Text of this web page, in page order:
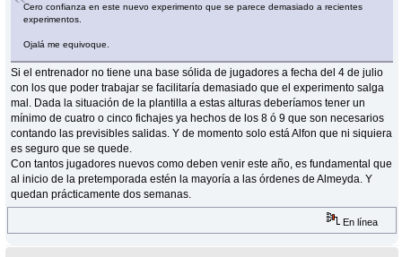
Cero confianza en este nuevo experimento que se parece demasiado a recientes
experimentos.
Ojalá me equivoque.
Si el entrenador no tiene una base sólida de jugadores a fecha del 4 de julio
con los que poder trabajar se facilitaría demasiado que el experimento salga
mal. Dada la situación de la plantilla a estas alturas deberíamos tener un
mínimo de cuatro o cinco fichajes ya hechos de los 8 ó 9 que son necesarios
contando las previsibles salidas. Y de momento solo está Alfon que ni siquiera
es seguro que se quede.
Con tantos jugadores nuevos como deben venir este año, es fundamental que
al inicio de la pretemporada estén la mayoría a las órdenes de Almeyda. Y
quedan prácticamente dos semanas.
En línea